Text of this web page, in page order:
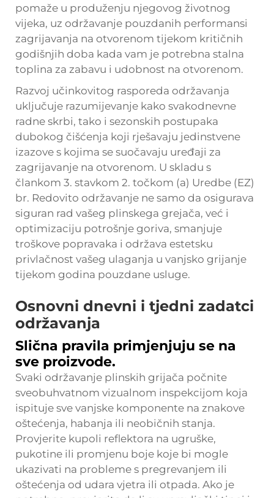
pomaže u produženju njegovog životnog
vijeka, uz održavanje pouzdanih performansi
zagrijavanja na otvorenom tijekom kritičnih
godišnjih doba kada vam je potrebna stalna
toplina za zabavu i udobnost na otvorenom.
Razvoj učinkovitog rasporeda održavanja
uključuje razumijevanje kako svakodnevne
radne skrbi, tako i sezonskih postupaka
dubokog čišćenja koji rješavaju jedinstvene
izazove s kojima se suočavaju uređaji za
zagrijavanje na otvorenom. U skladu s
člankom 3. stavkom 2. točkom (a) Uredbe (EZ)
br. Redovito održavanje ne samo da osigurava
siguran rad vašeg plinskega grejača, već i
optimizaciju potrošnje goriva, smanjuje
troškove popravaka i održava estetsku
privlačnost vašeg ulaganja u vanjsko grijanje
tijekom godina pouzdane usluge.
Osnovni dnevni i tjedni zadatci
održavanja
Slična pravila primjenjuju se na
sve proizvode.
Svaki održavanje plinskih grijača počnite
sveobuhvatnom vizualnom inspekcijom koja
ispituje sve vanjske komponente na znakove
oštećenja, habanja ili neobičnih stanja.
Provjerite kupoli reflektora na ugruške,
pukotine ili promjenu boje koje bi mogle
ukazivati na probleme s pregrevanjem ili
oštećenja od udara vjetra ili otpada. Ako je